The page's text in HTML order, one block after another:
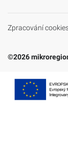
Zpracování
©2026